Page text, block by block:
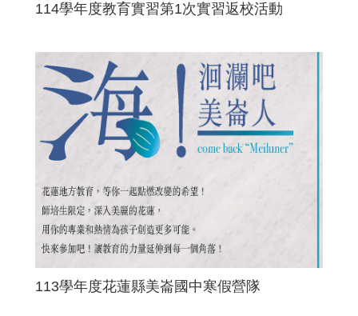
114學年度教育實習第1次實習返校活動
113學年度花蓮縣美崙國中寒假營隊